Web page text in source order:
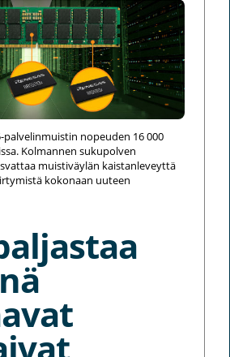
palvelinmuistin nopeuden 16 000
Kolmannen sukupolven
muistiväylän kaistanleveyttä
kokonaan uuteen